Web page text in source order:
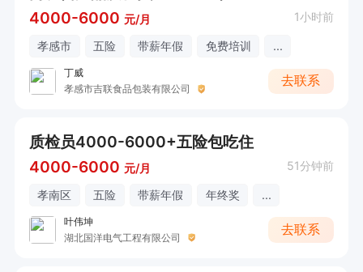
4000-6000 元/月 1小时前
孝感市 五险 带薪年假 免费培训 ...
丁威
孝感市吉联食品包装有限公司
去联系
质检员4000-6000+五险包吃住
4000-6000 元/月 51分钟前
孝南区 五险 带薪年假 年终奖 ...
叶伟坤
湖北国洋电气工程有限公司
去联系